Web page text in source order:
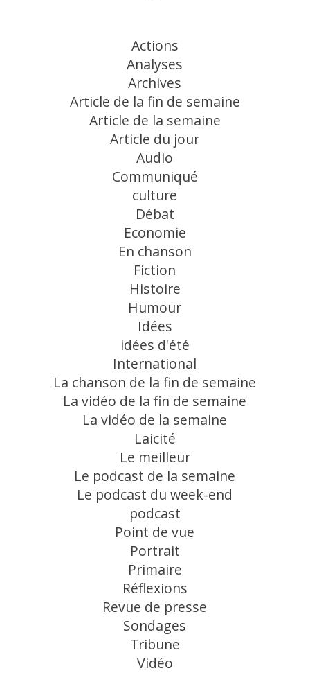
Actions
Analyses
Archives
Article de la fin de semaine
Article de la semaine
Article du jour
Audio
Communiqué
culture
Débat
Economie
En chanson
Fiction
Histoire
Humour
Idées
idées d'été
International
La chanson de la fin de semaine
La vidéo de la fin de semaine
La vidéo de la semaine
Laicité
Le meilleur
Le podcast de la semaine
Le podcast du week-end
podcast
Point de vue
Portrait
Primaire
Réflexions
Revue de presse
Sondages
Tribune
Vidéo